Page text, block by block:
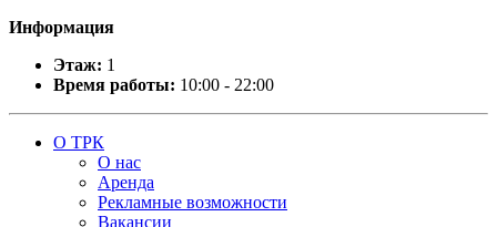
Информация
Этаж: 1
Время работы: 10:00 - 22:00
О ТРК
О нас
Аренда
Рекламные возможности
Вакансии